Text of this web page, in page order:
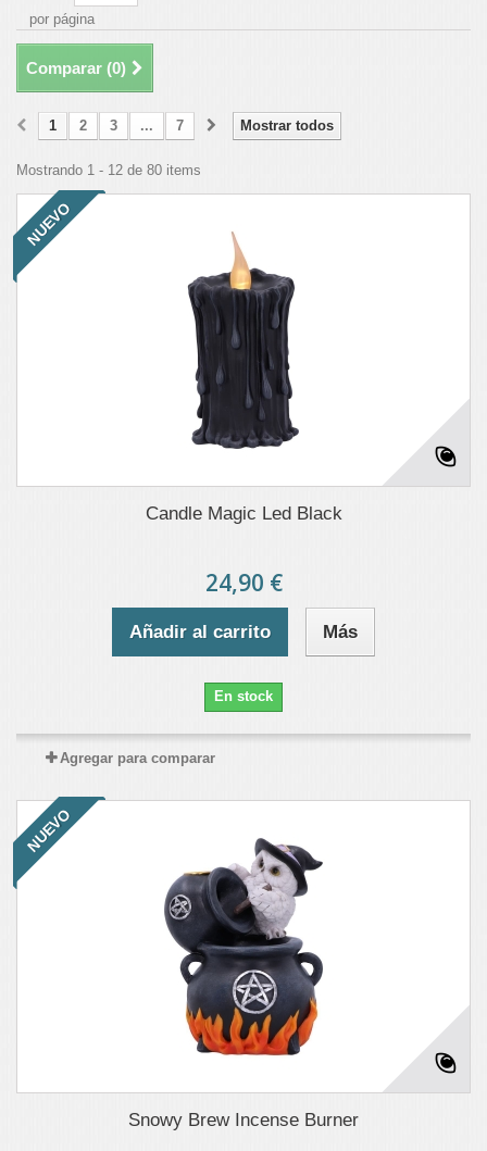
por página
Comparar (0)
Mostrar todos
1 2 3 ... 7
Mostrando 1 - 12 de 80 items
NUEVO
Candle Magic Led Black
24,90 €
Añadir al carrito Más
En stock
Agregar para comparar
NUEVO
Snowy Brew Incense Burner